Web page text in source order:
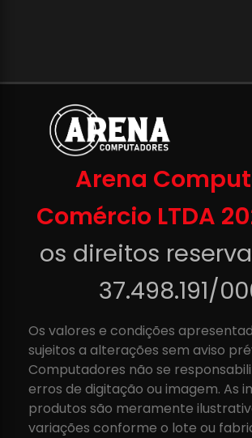
Arena
Comércio LTDA
os direitos
37.498.191/
Os valores e condições
sujeitos a alterações sem aviso
Computadores não se
erros de digitação ou imagem. As
produtos são meramente
variações conforme o lote ou